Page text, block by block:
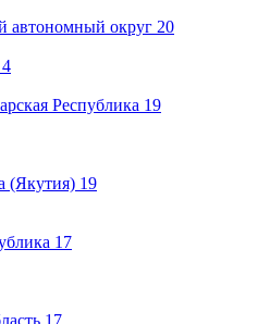
автономный округ 20
4
Республика 19
(Якутия) 19
17
17